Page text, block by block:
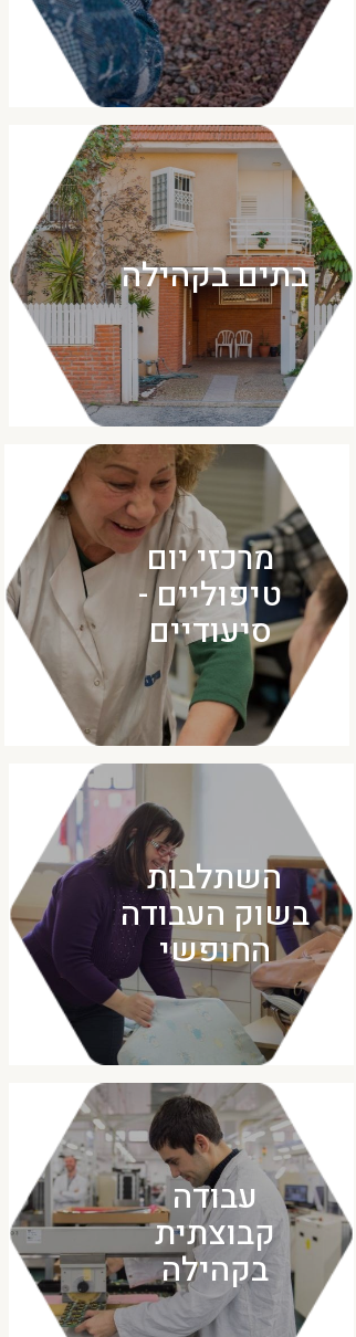
בתים בקהילה
מרכזי יום
טיפוליים -
סיעודיים
השתלבות
בשוק העבודה
החופשי
עבודה
קבוצתית
בקהילה